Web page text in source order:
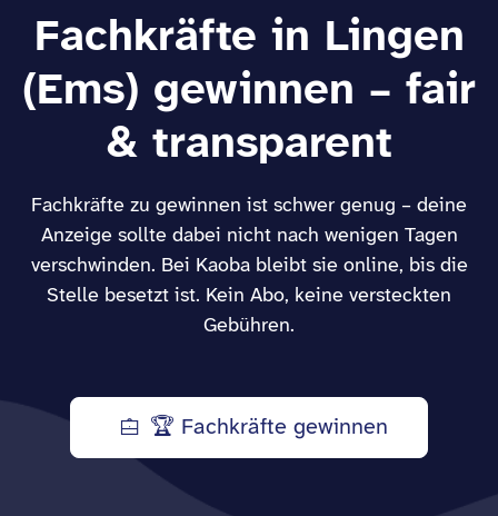
Fachkräfte in Lingen
(Ems) gewinnen – fair
& transparent
Fachkräfte zu gewinnen ist schwer genug – deine
Anzeige sollte dabei nicht nach wenigen Tagen
verschwinden. Bei Kaoba bleibt sie online, bis die
Stelle besetzt ist. Kein Abo, keine versteckten
Gebühren.
🏆 Fachkräfte gewinnen